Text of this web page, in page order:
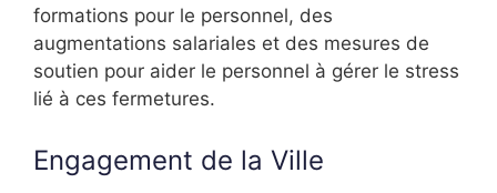
formations pour le personnel, des
augmentations salariales et des mesures de
soutien pour aider le personnel à gérer le stress
lié à ces fermetures.
Engagement de la Ville